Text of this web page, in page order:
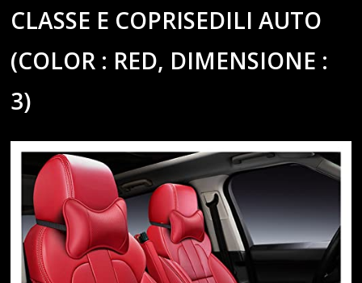
CLASSE E COPRISEDILI AUTO
(COLOR : RED, DIMENSIONE :
3)